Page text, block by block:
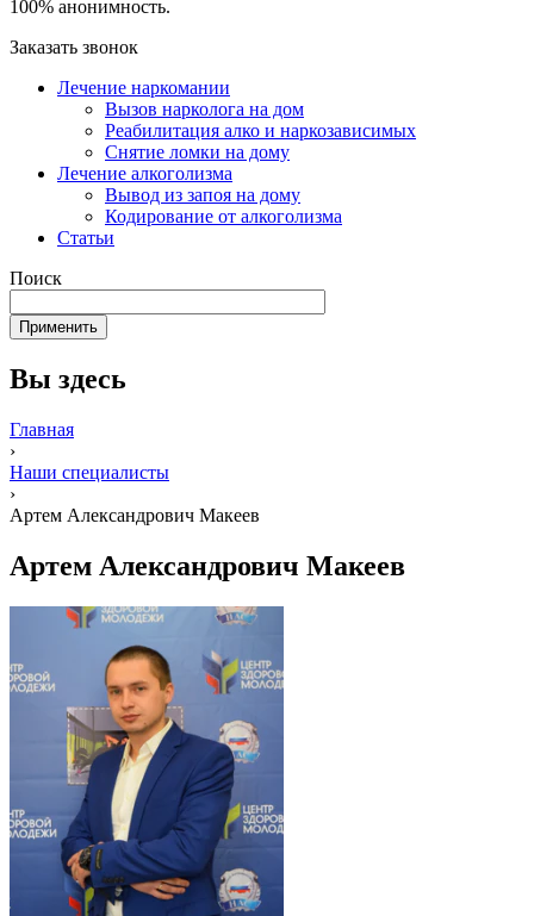
100% анонимность.
Заказать звонок
Лечение наркомании
Вызов нарколога на дом
Реабилитация алко и наркозависимых
Снятие ломки на дому
Лечение алкоголизма
Вывод из запоя на дому
Кодирование от алкоголизма
Статьи
Поиск
Вы здесь
Главная
›
Наши специалисты
›
Артем Александрович Макеев
Артем Александрович Макеев